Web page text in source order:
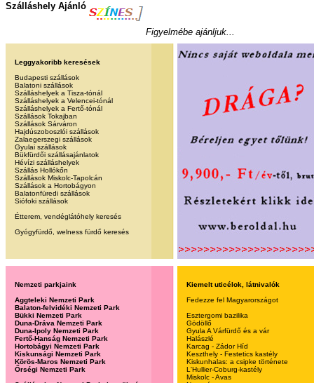
Szálláshely Ajánló
Figyelmébe ajánljuk...
Leggyakoribb keresések
Budapesti szállások
Balatoni szállások
Szálláshelyek a Tisza-tónál
Szálláshelyek a Velencei-tónál
Szálláshelyek a Fertő-tónál
Szállások Tokajban
Szállások Sárváron
Hajdúszoboszlói szállások
Zalaegerszegi szállások
Gyulai szállások
Bükfürdői szállásajánlatok
Hévízi szálláshelyek
Szállás Hollókőn
Szállások Miskolc-Tapolcán
Szállások a Hortobágyon
Balatonfüredi szállások
Siófoki szállások
Étterem, vendéglátóhely keresés
Gyógyfürdő, welness fürdő keresés
Nemzeti parkjaink
Aggteleki Nemzeti Park
Balaton-felvidéki Nemzeti Park
Bükki Nemzeti Park
Duna-Dráva Nemzeti Park
Duna-Ipoly Nemzeti Park
Fertő-Hanság Nemzeti Park
Hortobágyi Nemzeti Park
Kiskunsági Nemzeti Park
Körös-Maros Nemzeti Park
Őrségi Nemzeti Park
Kiemelt uticélok, látnivalók
Fedezze fel Magyarországot
Esztergomi bazilika
Gödöllő
Gyula A Várfürdő és a vár
Halászlé
Karcag - Zádor Híd
Keszthely - Festetics kastély
Kiskunhalas: a csipke története
L'Hullier-Coburg-kastély
Miskolc - Avas